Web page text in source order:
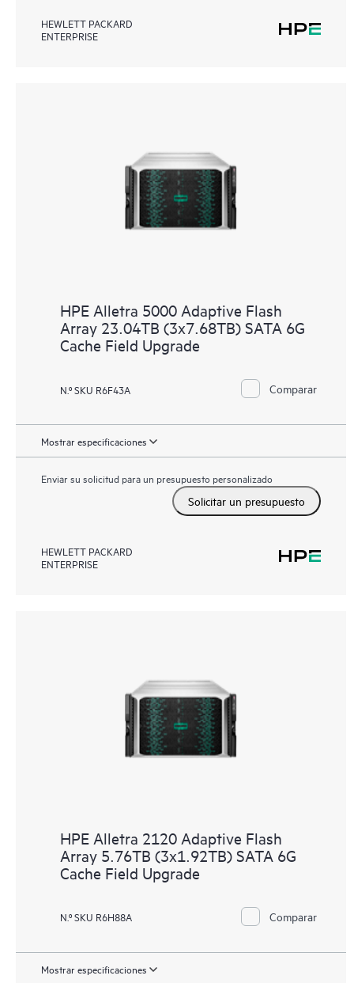
HEWLETT PACKARD
ENTERPRISE
HPE Alletra 5000 Adaptive Flash
Array 23.04TB (3x7.68TB) SATA 6G
Cache Field Upgrade
N.º SKU R6F43A Comparar
Mostrar especificaciones
Enviar su solicitud para un presupuesto personalizado
Solicitar un presupuesto
HEWLETT PACKARD
ENTERPRISE
HPE Alletra 2120 Adaptive Flash
Array 5.76TB (3x1.92TB) SATA 6G
Cache Field Upgrade
N.º SKU R6H88A Comparar
Mostrar especificaciones